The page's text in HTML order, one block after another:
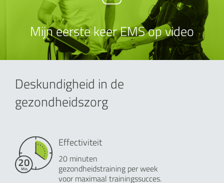
Mijn eerste keer EMS op video
Deskundigheid in de
gezondheidszorg
Effectiviteit
20 minuten
gezondheidstraining per week
voor maximaal trainingssucces.